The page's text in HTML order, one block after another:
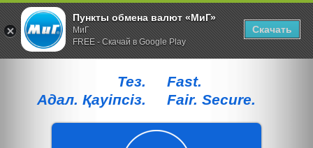
Тез.
Адал. Қауiпсiз.
Fast.
Fair. Secure.
Пункты обмена валют «МиГ»
МиГ
FREE - Скачай в Google Play
Скачать